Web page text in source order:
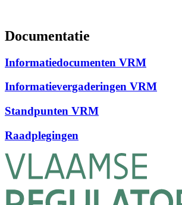
Documentatie
Informatiedocumenten VRM
Informatievergaderingen VRM
Standpunten VRM
Raadplegingen